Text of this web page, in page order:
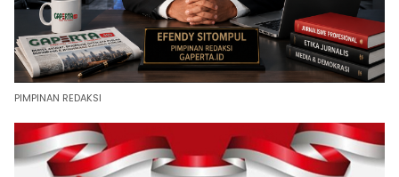
PIMPINAN REDAKSI